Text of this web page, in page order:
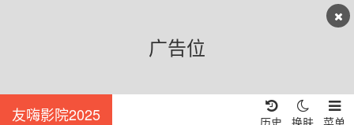
广告位
友嗨影院2025 菜单
换肤
历史